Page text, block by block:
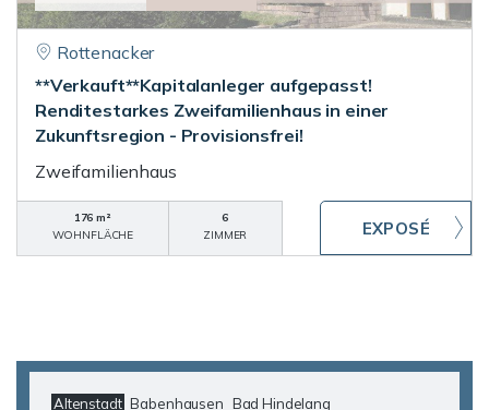
Rottenacker
**Verkauft**Kapitalanleger aufgepasst!
Renditestarkes Zweifamilienhaus in einer
Zukunftsregion - Provisionsfrei!
Zweifamilienhaus
176 m²
WOHNFLÄCHE
6
ZIMMER
Altenstadt Babenhausen Bad Hindelang